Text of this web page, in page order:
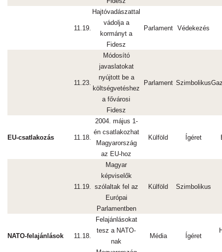
11.19.
Hajtóvadászattal
vádolja a
kormányt a
Fidesz
Parlament Védekezés
11.23.
Módosító
javaslatokat
nyújtott be a
költségvetéshez
a fővárosi
Fidesz
Parlament Szimbolikus
EU-csatlakozás 11.18.
2004. május 1-
én csatlakozhat
Magyarország
az EU-hoz
Külföld Ígéret
11.19.
Magyar
képviselők
szólaltak fel az
Európai
Parlamentben
Külföld Szimbolikus
NATO-felajánlások 11.18.
Felajánlásokat
tesz a NATO-
nak
Média Ígéret